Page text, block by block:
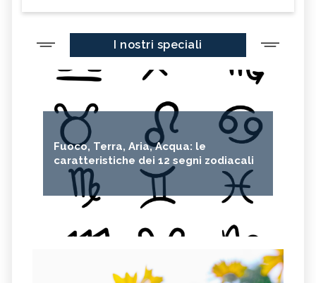
I nostri speciali
Fuoco, Terra, Aria, Acqua: le
caratteristiche dei 12 segni zodiacali